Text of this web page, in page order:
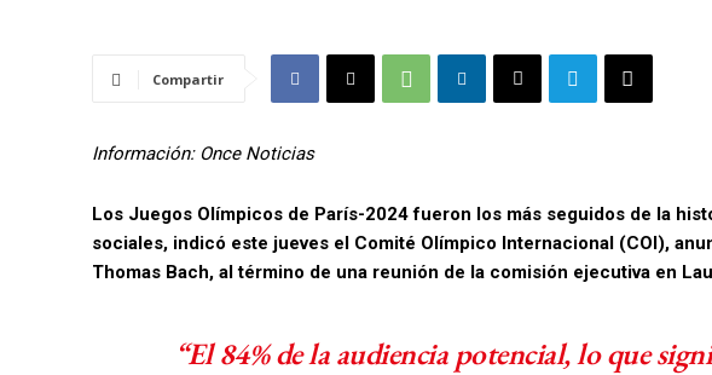
Compartir
Información: Once Noticias
Los Juegos Olímpicos de París-2024 fueron los más seguidos de la
sociales, indicó este jueves el Comité Olímpico Internacional (COI),
Thomas Bach, al término de una reunión de la comisión ejecutiva en
“El 84% de la audiencia potencial, lo que